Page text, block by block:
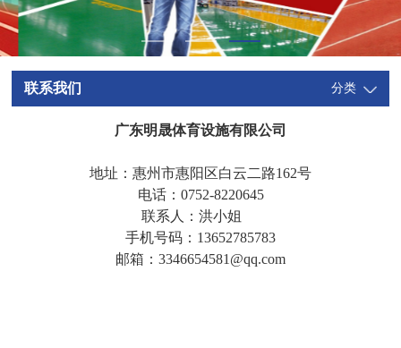
联系我们 分类
广东明晟体育设施有限公司
地址：惠州市惠阳区白云二路162号
电话：0752-8220645
联系人：洪小姐
手机号码：13652785783
邮箱：3346654581@qq.com